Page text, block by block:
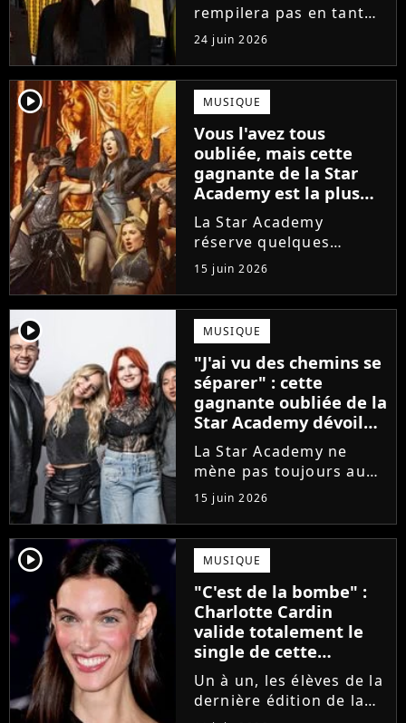
rempilera pas en tant
que directeur de la
prochaine saison de la
Star Academy. Mais qui
prendra sa place ? Alors
que son nom circule,
cet ancien gagnant de
l'émission...
24 juin 2026
player2 MUSIQUE
Vous l'avez tous
oubliée, mais cette
gagnante de la Star
Academy est la plus
écoutée de l'histoire
de l'émission !
La Star Academy
réserve quelques
surprises. Cette
gagnante totalement
oubliée de l'émission
est aujourd'hui plus
écoutée en streaming
que Jenifer et Nolwenn
Leroy !
15 juin 2026
player2 MUSIQUE
"J'ai vu des chemins se
séparer" : cette
gagnante oubliée de la
Star Academy dévoile
l'envers du décor du
métier
La Star Academy ne
mène pas toujours au
succès. Après l'échec de
son premier album,
Anisha Jo, gagnante de
la Star Academy 2022, a
vu beaucoup de portes
se fermer. Sur
Instagram, elle...
15 juin 2026
player2 MUSIQUE
"C'est de la bombe" :
Charlotte Cardin
valide totalement le
single de cette
ancienne élève de la
Star Academy
Un à un, les élèves de la
dernière édition de la